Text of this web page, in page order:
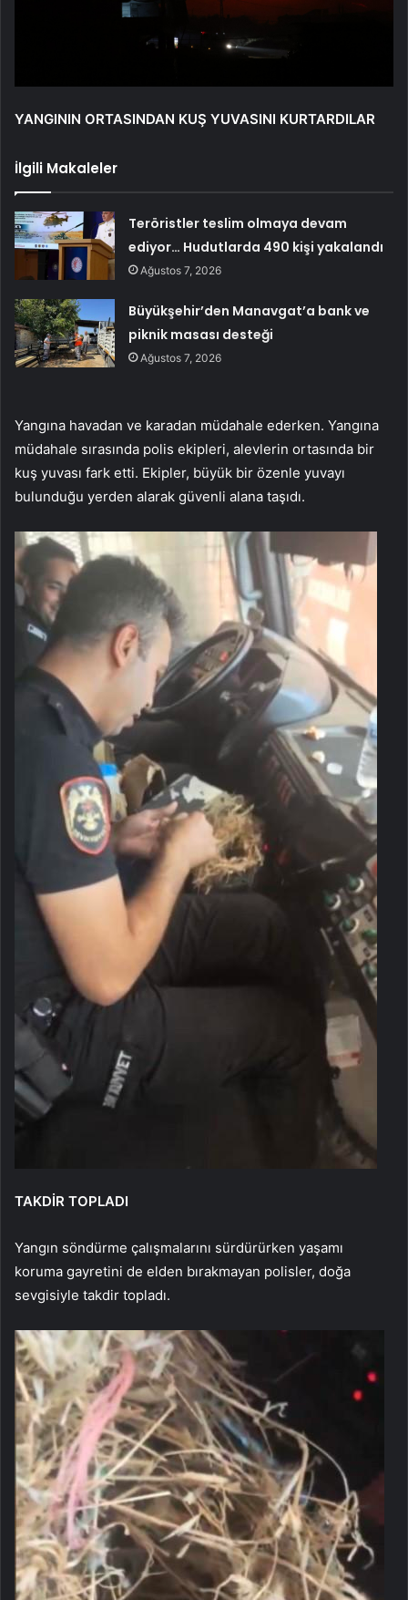
YANGININ ORTASINDAN KUŞ YUVASINI KURTARDILAR
İlgili Makaleler
Teröristler teslim olmaya devam
ediyor… Hudutlarda 490 kişi yakalandı
Ağustos 7, 2026
Büyükşehir’den Manavgat’a bank ve
piknik masası desteği
Ağustos 7, 2026
Yangına havadan ve karadan müdahale ederken. Yangına
müdahale sırasında polis ekipleri, alevlerin ortasında bir
kuş yuvası fark etti. Ekipler, büyük bir özenle yuvayı
bulunduğu yerden alarak güvenli alana taşıdı.
TAKDİR TOPLADI
Yangın söndürme çalışmalarını sürdürürken yaşamı
koruma gayretini de elden bırakmayan polisler, doğa
sevgisiyle takdir topladı.